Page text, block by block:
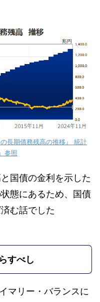
長期債務残高の推移』 統計
参照
国債の金利を示した
態にあるため、国債
む話でした
すべし
マリー・バランスに